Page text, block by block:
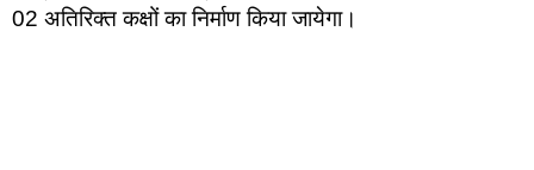
02 अतिरिक्त कक्षों का निर्माण किया जायेगा।